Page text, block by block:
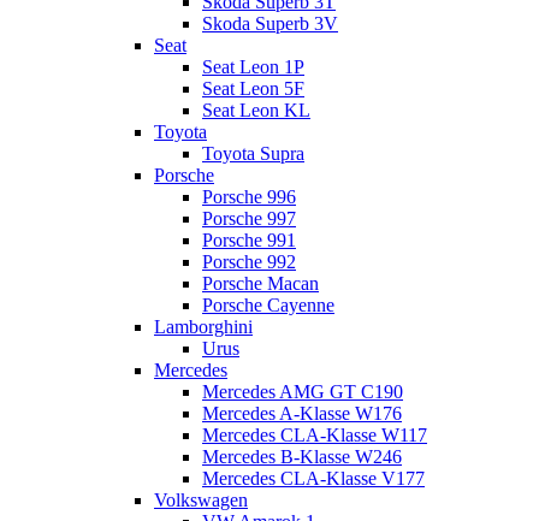
Skoda Superb 3V
Seat
Seat Leon 1P
Seat Leon 5F
Seat Leon KL
Toyota
Toyota Supra
Porsche
Porsche 996
Porsche 997
Porsche 991
Porsche 992
Porsche Macan
Porsche Cayenne
Lamborghini
Urus
Mercedes
Mercedes AMG GT C190
Mercedes A-Klasse W176
Mercedes CLA-Klasse W117
Mercedes B-Klasse W246
Mercedes CLA-Klasse V177
Volkswagen